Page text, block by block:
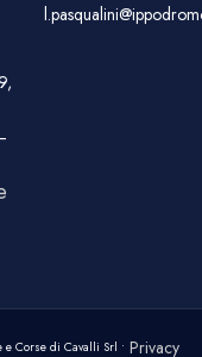
Corse di Cavalli Srl • Privacy